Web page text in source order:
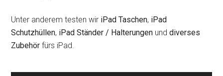
Unter anderem testen wir iPad Taschen, iPad
Schutzhüllen, iPad Ständer / Halterungen unddiverses
Zubehör fürs iPad.